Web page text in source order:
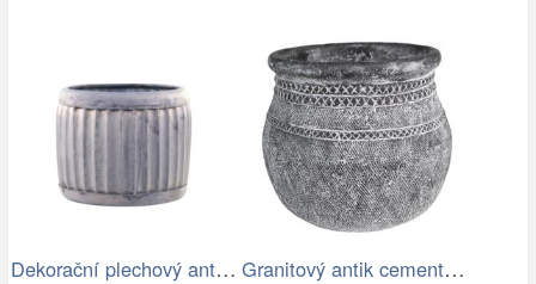
Dekorační plechový antik obal na… Granitový antik cementový obal na…